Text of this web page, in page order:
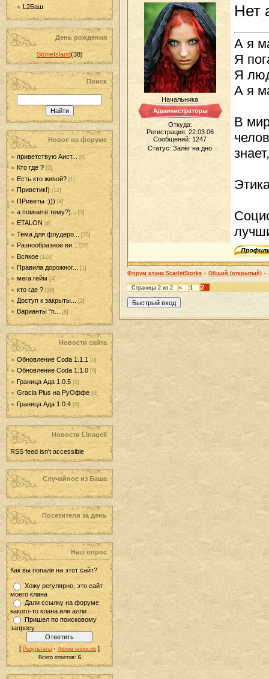
L2Баш
День рождения
StoneIsland(38)
Поиск
Новое на форуме
приветствую Аист... [0]
Кто где ? [0]
Есть кто живой? [1]
Приветик!) [12]
ПРиветы :))) [4]
а помните тему?)... [3]
ETALON [6]
Тема для флудеро... [76]
Разнообразное ви... [26]
Всякое [128]
Правила дорожног... [1]
мега гейм [4]
кто где ? [30]
Доступ к закрыты... [2]
Варианты "п... [8]
Новости сайта
Обновление Coda 1.1.1 [0]
Обновление Coda 1.1.0 [0]
Граница Ада 1.0.5 [0]
Gracia Plus на РуОффе [0]
Граница Ада 1.0.4 [0]
Новости LinageII
RSS feed isn't accessible
Случайное из Баша
Посетители за день
Наш опрос
Как вы попали на этот сайт?
Хожу регулярно, это сайт
моего клана
Дали ссылку на форуме
какого-то клана или алли
Пришел по поисковому
запросу
[ Результаты · Архив опросов ]
Всего ответов: 6
Начальника
Откуда:
Регистрация: 22.03.06
Сообщений: 1247
Статус: Залёг на дно
Нет
А я
Я
Я
А я
В
Форум клана ScarletStorks » Общий (открытый) »
Страница 2 из 2 « 1 2